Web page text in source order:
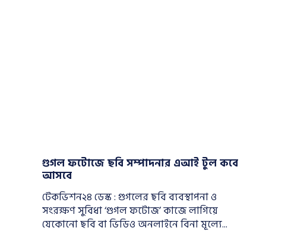
গুগল ফটোজে ছবি সম্পাদনার এআই টুল কবে
আসবে
টেকভিশন২৪ ডেস্ক : গুগলের ছবি ব্যবস্থাপনা ও
সংরক্ষণ সুবিধা ‘গুগল ফটোজ’ কাজে লাগিয়ে
যেকোনো ছবি বা ভিডিও অনলাইনে বিনা মূল্যে...